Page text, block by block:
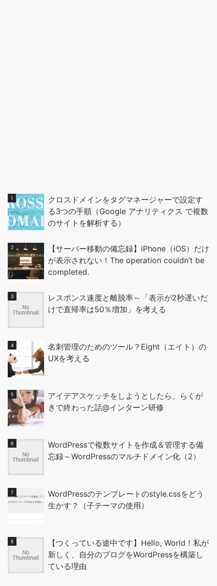
クロスドメインをタグマネージャーで設定す
る3つの手順（Google アナリティクス で複数
のサイトを解析する）
【サーバー移動の備忘録】iPhone（iOS）だけ
が表示されない！The operation couldn’t be
completed.
レスポンス速度と離脱率～「表示が2秒遅いだ
けで直帰率は50％増加」を考える
名刺管理のためのツール？Eight（エイト）の
UXを考える
アイデアスケッチをしようとしたら、らくが
きで終わった話@インターン研修
WordPressで複数サイトを作成＆管理する備
忘録～WordPressのマルチドメイン化（2）
WordPressのテンプレートのstyle.cssをどう
生かす？（子テーマの使用）
【つくっている途中です】Hello, World！私が
新しく、自分のブログをWordPressを構築し
ている理由